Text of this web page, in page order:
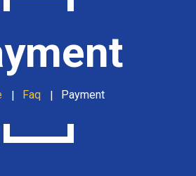
Faq Payment